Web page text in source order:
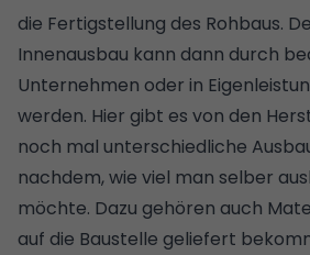
die Fertigstellung des Rohbaus.
Innenausbau kann dann durch
Unternehmen oder in
werden. Hier gibt es von den
noch mal unterschiedliche
nachdem, wie viel man selber
möchte. Dazu gehören auch
auf die Baustelle geliefert